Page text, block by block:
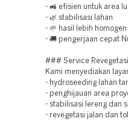
- 🚜 efisien untuk area
- 🌿 stabilisasi lahan
- 🌱 hasil lebih homogen
- 🚚 pengerjaan cepat
### Service Revegetasi
Kami menyediakan
- hydroseeding lahan
- penghijauan area
- stabilisasi lereng dan
- revegetasi jalan dan tol